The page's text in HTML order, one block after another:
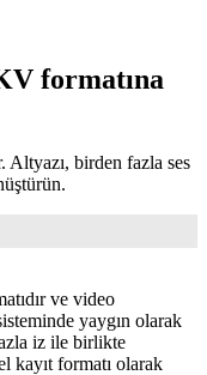
formatına
birden fazla ses
ve video
yaygın olarak
iz ile birlikte
kayıt formatı olarak